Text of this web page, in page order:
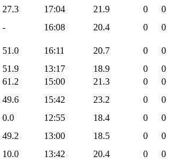
27.3 17:04 21.9 0
0
- 16:08 20.4 0
0
51.0 16:11 20.7 0
0
51.9 13:17 18.9 0
0
61.2 15:00 21.3 0
0
49.6 15:42 23.2 0
0
0.0 12:55 18.4 0
0
49.2 13:00 18.5 0
0
10.0 13:42 20.4 0
0